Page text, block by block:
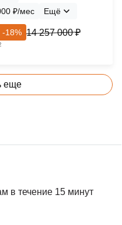
₽/мес
Ещё
-18% 14 257 000 ₽
еще
в течение 15 минут